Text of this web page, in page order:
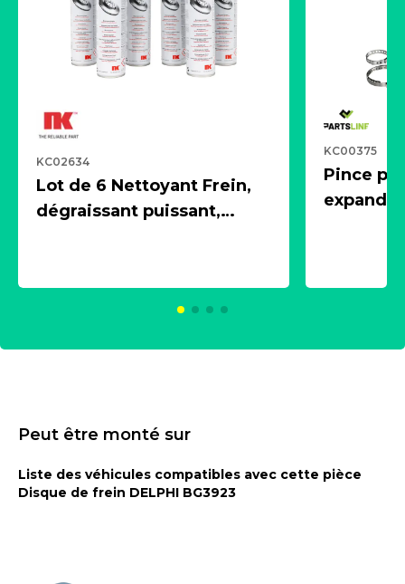
KC02634
Lot de 6 Nettoyant Frein,
dégraissant puissant,
KC00375
Pince
Peut être monté sur
Liste des véhicules compatibles avec cette pièce
Disque de frein DELPHI BG3923